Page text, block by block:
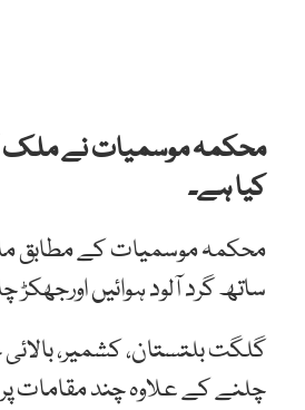
محکمہ موسمیات نے ملک
کیا ہے۔
محکمہ موسمیات کے مطابق
ساتھ گرد آلود ہوائیں
گلگت بلتستان، کشمیر، بالائی
چلنے کے علاوہ چند مقامات